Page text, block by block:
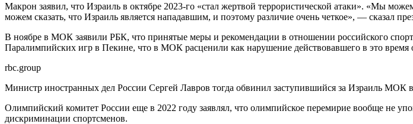
Макрон заявил, что Израиль в октябре 2023-го «стал жертвой террористической атаки». «Мы
можем сказать, что Израиль является нападавшим, и поэтому различие очень четкое», — сказал
В ноябре в МОК заявили РБК, что принятые меры и рекомендации в отношении российского
Паралимпийских игр в Пекине, что в МОК расценили как нарушение действовавшего в это
rbc.group
Министр иностранных дел России Сергей Лавров тогда обвинил заступившийся за Израиль МОК в
Олимпийский комитет России еще в 2022 году заявлял, что олимпийское перемирие вообще не
дискриминации спортсменов.